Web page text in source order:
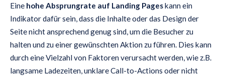
Eine hohe Absprungrate auf Landing Pageskann ein
Indikator dafür sein, dass die Inhalte oder das Design der
Seite nicht ansprechend genug sind, um die Besucher zu
halten und zu einer gewünschten Aktion zu führen. Dies kann
durch eine Vielzahl von Faktoren verursacht werden, wie z.B.
langsame Ladezeiten, unklare Call-to-Actions oder nicht